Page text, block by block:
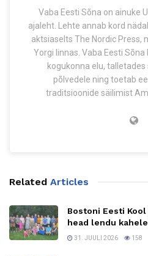
Vaba Eesti Sõna on ainuke
ajaleht. Lehte annab kord
aktsiaselts The Nordic Press,
Yorgi linnas. Vaba Eesti
kogukonna elu,
põlvedele ning toetab
traditsioonide säilimist
Related Articles
Bostoni Eesti
head lendu
31. JUULI 2026 158